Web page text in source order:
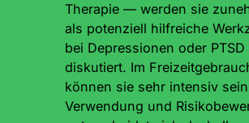
Therapie — werden sie
als potenziell hilfreiche
bei Depressionen oder PTSD
diskutiert. Im
können sie sehr intensiv
Verwendung und